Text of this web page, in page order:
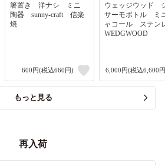
箸置き 洋ナシ ミニ
陶器 sunny-craft 信楽
焼
600円(税込660円)
ウェッジウッド
サーモボトル
ャコール ステ
WEDGWOOD
6,000円(税込6,600
もっと見る
再入荷